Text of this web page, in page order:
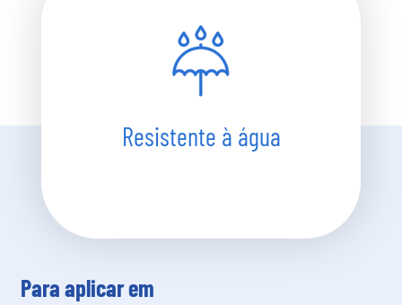
Resistente à água
Para aplicar em